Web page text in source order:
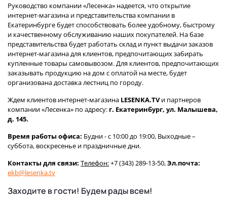
Руководство компании «Лесенка» надеется, что открытие
интернет-магазина и представительства компании в
Екатеринбурге будет способствовать более удобному, быстрому
и качественному обслуживанию наших покупателей. На базе
представительства будет работать склад и пункт выдачи заказов
интернет-магазина для клиентов, предпочитающих забирать
купленные товары самовывозом. Для клиентов, предпочитающих
заказывать продукцию на дом с оплатой на месте, будет
организована доставка лестниц по городу.
Ждем клиентов интернет-магазина LESENKA.TVи партнеров
компании «Лесенка» по адресу: г. Екатеринбург, ул. Малышева,
д. 145.
Время работы офиса: Будни - с 10:00 до 19:00, Выходные –
суббота, воскресенье и праздничные дни.
Контакты для связи: Телефон:+7 (343) 289-13-50,Эл.почта:
ekb@lesenka.tv
Заходите в гости! Будем рады всем!